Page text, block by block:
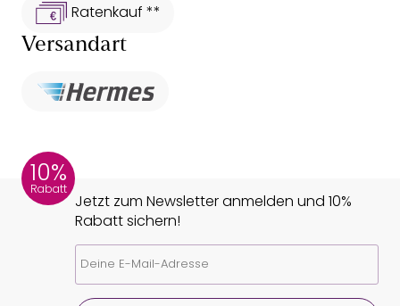
Ratenkauf **
Versandart
10%
Rabatt
Jetzt zum Newsletter anmelden und 10%
Rabatt sichern!